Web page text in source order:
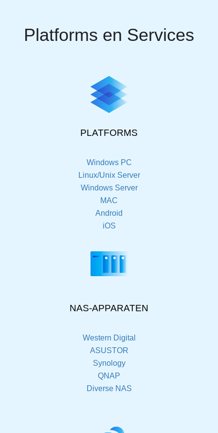
Platforms en Services
PLATFORMS
Windows PC
Linux/Unix Server
Windows Server
MAC
Android
iOS
NAS-APPARATEN
Western Digital
ASUSTOR
Synology
QNAP
Diverse NAS